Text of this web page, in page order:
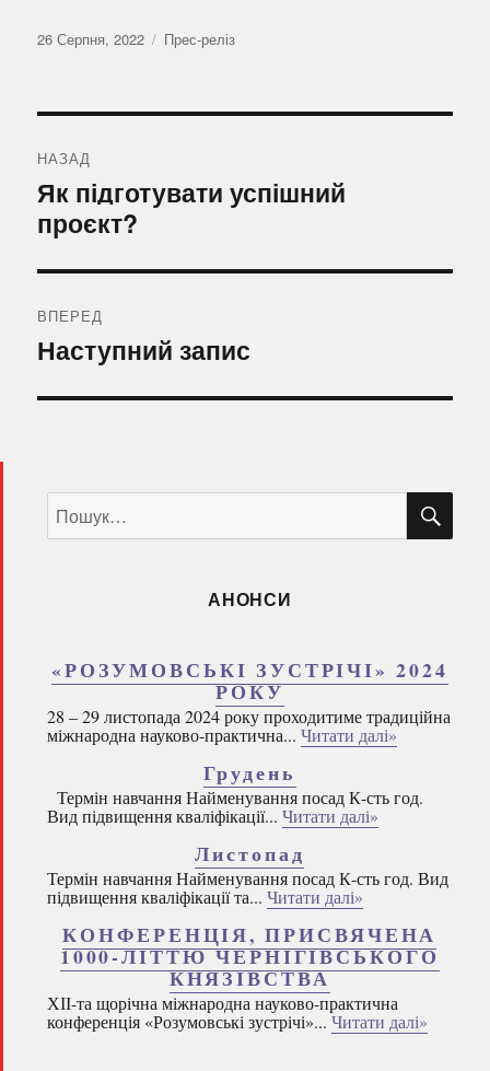
Оприлюднено
26 Серпня, 2022 Категорії
Прес-реліз
записів
НАЗАД
Попередній
запис:
Як підготувати успішний
проєкт?
ВПЕРЕД
Наступний
запис:
Наступний запис
за
запитом:
АНОНСИ
«РОЗУМОВСЬКІ ЗУСТРІЧІ» 2024
РОКУ
28 – 29 листопада 2024 року проходитиме традиційна
міжнародна науково-практична... Читати далі»
Грудень
Термін навчання Найменування посад К-сть год.
Вид підвищення кваліфікації... Читати далі»
Листопад
Термін навчання Найменування посад К-сть год. Вид
підвищення кваліфікації та... Читати далі»
КОНФЕРЕНЦІЯ, ПРИСВЯЧЕНА
1000-ЛІТТЮ ЧЕРНІГІВСЬКОГО
КНЯЗІВСТВА
ХІІ-та щорічна міжнародна науково-практична
конференція «Розумовські зустрічі»... Читати далі»